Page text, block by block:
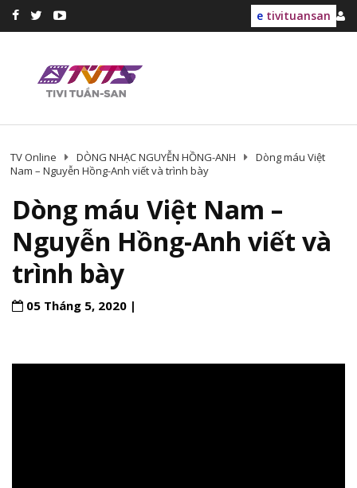
e tivituansan
TV Online DÒNG NHẠC NGUYỄN HỒNG-ANH
Dòng máu Việt
Nam – Nguyễn Hồng-Anh viết và trình bày
Dòng máu Việt Nam –
Nguyễn Hồng-Anh viết và
trình bày
05 Tháng 5, 2020 |